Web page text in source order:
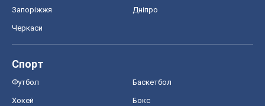
Запоріжжя Дніпро
Черкаси
Спорт
Футбол Баскетбол
Хокей Бокс